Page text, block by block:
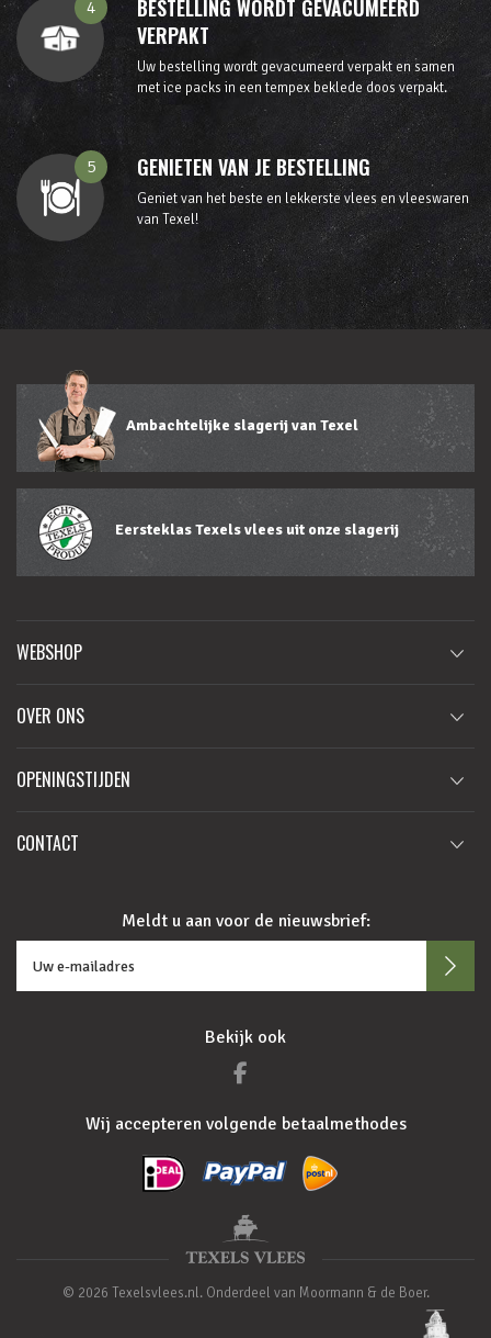
4
BESTELLING WORDT GEVACUMEERD
VERPAKT
Uw bestelling wordt gevacumeerd verpakt en samen
met ice packs in een tempex beklede doos verpakt.
5 GENIETEN VAN JE BESTELLING
Geniet van het beste en lekkerste vlees en vleeswaren
van Texel!
Ambachtelijke slagerij van Texel
Eersteklas Texels vlees uit onze slagerij
WEBSHOP
OVER ONS
OPENINGSTIJDEN
CONTACT
Meldt u aan voor de nieuwsbrief:
Bekijk ook
Wij accepteren volgende betaalmethodes
© 2026 Texelsvlees.nl. Onderdeel van Moormann & de Boer.